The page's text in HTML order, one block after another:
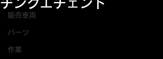
販売車両
パーツ
作業
チンクエチェント